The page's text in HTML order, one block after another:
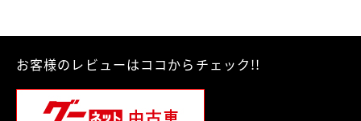
お客様のレビューはココからチェック!!